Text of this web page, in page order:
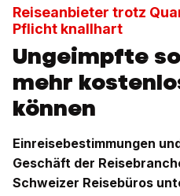
Reiseanbieter trotz
Pflicht knallhart
Ungeimpfte
mehr
können
Einreisebestimmungen
Geschäft der
Schweizer Reisebüros